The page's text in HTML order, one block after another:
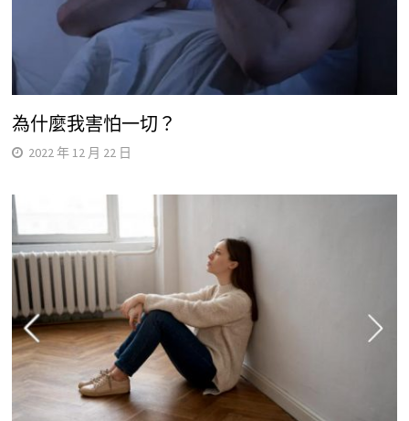
為什麼我害怕一切？
2022 年 12 月 22 日